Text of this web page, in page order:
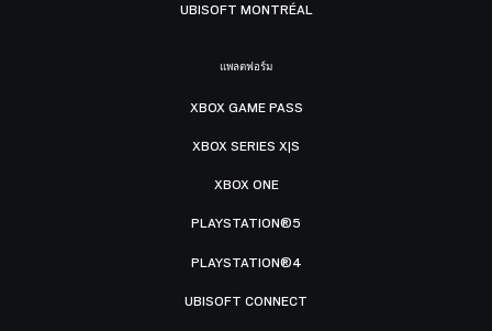
UBISOFT MONTRÉAL
แพลตฟอร์ม
XBOX GAME PASS
XBOX SERIES X|S
XBOX ONE
PLAYSTATION®5
PLAYSTATION®4
UBISOFT CONNECT